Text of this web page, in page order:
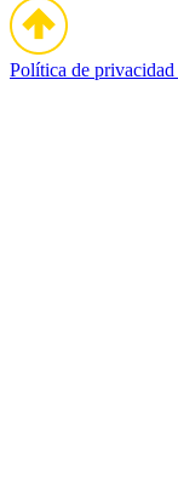
Política de privacidad